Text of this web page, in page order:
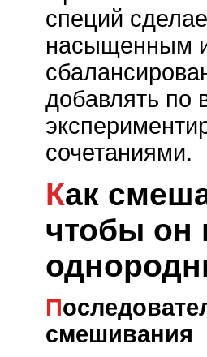
специй
насыщенным
добавлять по
сочетаниями.
Как смешать соус,
чтобы он
Последовательность
смешивания